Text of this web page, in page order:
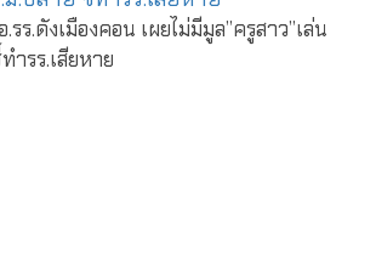
ร.ดังเมืองคอน เผยไม่มีมูล”ครูสาว”เล่น
ำรร.เสียหาย